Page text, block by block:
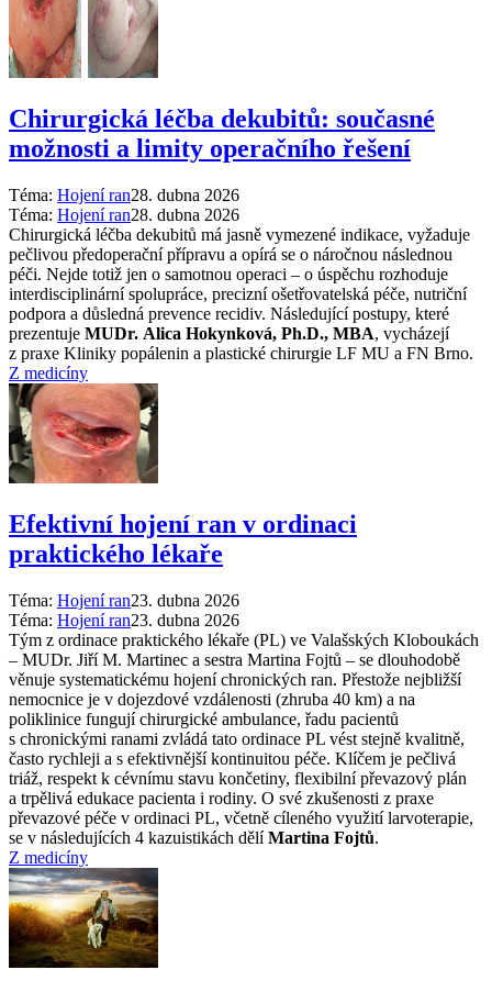
Chirurgická léčba dekubitů: současné
možnosti a limity operačního řešení
Téma: Hojení ran28. dubna 2026
Téma: Hojení ran28. dubna 2026
Chirurgická léčba dekubitů má jasně vymezené indikace, vyžaduje
pečlivou předoperační přípravu a opírá se o náročnou následnou
péči. Nejde totiž jen o samotnou operaci –⁠ o úspěchu rozhoduje
interdisciplinární spolupráce, precizní ošetřovatelská péče, nutriční
podpora a důsledná prevence recidiv. Následující postupy, které
prezentuje MUDr. Alica Hokynková, Ph.D., MBA, vycházejí
z praxe Kliniky popálenin a plastické chirurgie LF MU a FN Brno.
Z medicíny
Efektivní hojení ran v ordinaci
praktického lékaře
Téma: Hojení ran23. dubna 2026
Téma: Hojení ran23. dubna 2026
Tým z ordinace praktického lékaře (PL) ve Valašských Kloboukách
–⁠ MUDr. Jiří M. Martinec a sestra Martina Fojtů –⁠ se dlouhodobě
věnuje systematickému hojení chronických ran. Přestože nejbližší
nemocnice je v dojezdové vzdálenosti (zhruba 40 km) a na
poliklinice fungují chirurgické ambulance, řadu pacientů
s chronickými ranami zvládá tato ordinace PL vést stejně kvalitně,
často rychleji a s efektivnější kontinuitou péče. Klíčem je pečlivá
triáž, respekt k cévnímu stavu končetiny, flexibilní převazový plán
a trpělivá edukace pacienta i rodiny. O své zkušenosti z praxe
převazové péče v ordinaci PL, včetně cíleného využití larvoterapie,
se v následujících 4 kazuistikách dělíMartina Fojtů.
Z medicíny